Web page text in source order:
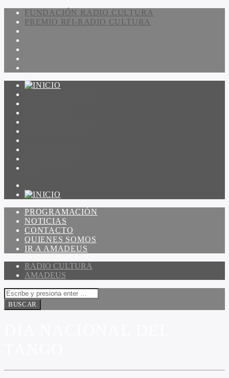
FUNDACIÓN RADIO CULTURA
PREMIO RFI-RADIO CULTURA
PROGRAMACIÓN
NOTICIAS
CONTACTO
QUIENES SOMOS
IR A AMADEUS
RADIO CULTURA
AMADEUS